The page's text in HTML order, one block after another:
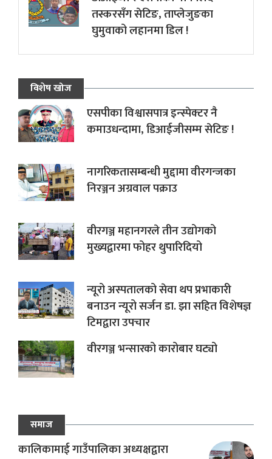
तस्करसँग सेटिङ, ताप्लेजुङका
घुमुवाको लहानमा डिल !
विशेष खोज
एसपीका विश्वासपात्र इन्स्पेक्टर नै
कमाउधन्दामा, डिआईजीसम्म सेटिङ !
नागरिकतासम्बन्धी मुद्दामा वीरगन्जका
निरञ्जन अग्रवाल पक्राउ
वीरगञ्ज महानगरले तीन उद्योगको
मुख्यद्वारमा फोहर थुपारिदियो
न्यूरो अस्पतालको सेवा थप प्रभाकारी
बनाउन न्यूरो सर्जन डा. झा सहित विशेषज्ञ
टिमद्वारा उपचार
वीरगञ्ज भन्सारको कारोबार घट्यो
समाज
कालिकामाई गाउँपालिका अध्यक्षद्वारा